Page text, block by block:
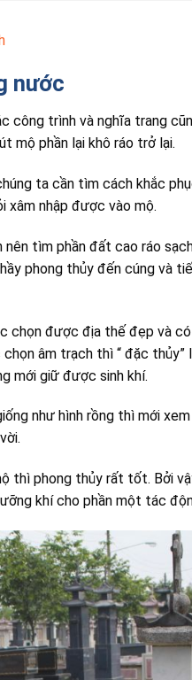
nước
trình và nghĩa trang
mộ phần lại khô ráo trở lại.
ta cần tìm cách khắc
xâm nhập được vào mộ.
tìm phần đất cao ráo
phong thủy đến cúng và
chọn được địa thế đẹp và
âm trạch thì “ đặc thủy”
mới giữ được sinh khí.
như hình rồng thì mới
thì phong thủy rất tốt. Bởi
khí cho phần một tác